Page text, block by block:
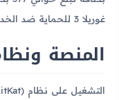
غوريلا 3 للحماية ضد الخدوش والصدمات.
المنصة